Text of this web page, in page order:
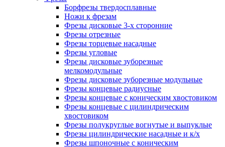
Борфрезы твердосплавные
Ножи к фрезам
Фрезы дисковые 3-х сторонние
Фрезы отрезные
Фрезы торцевые насадные
Фрезы угловые
Фрезы дисковые зуборезные
мелкомодульные
Фрезы дисковые зуборезные модульные
Фрезы концевые радиусные
Фрезы концевые с коническим хвостовиком
Фрезы концевые с цилиндрическим
хвостовиком
Фрезы полукруглые вогнутые и выпуклые
Фрезы цилиндрические насадные и к/х
Фрезы шпоночные с коническим